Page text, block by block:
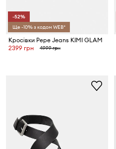
-52%
Ще -10% з кодом WEB*
Кросівки Pepe Jeans KIMI GLAM
2399 грн
4999 грн